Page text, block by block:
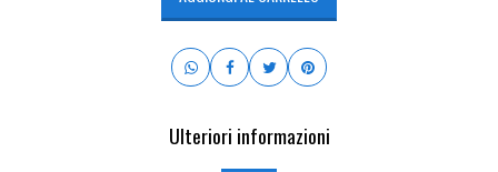
Ulteriori informazioni